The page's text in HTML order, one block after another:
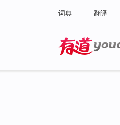
词典 翻译